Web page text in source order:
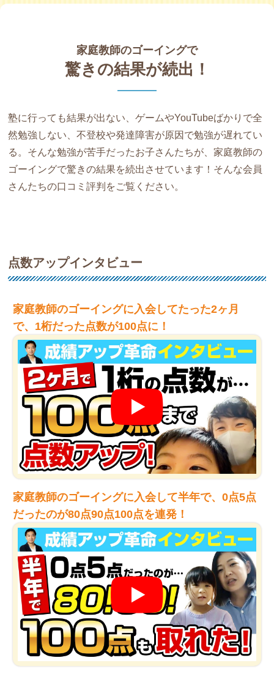
家庭教師のゴーイングで
驚きの結果が続出！
塾に行っても結果が出ない、ゲームやYouTubeばかりで全
然勉強しない、不登校や発達障害が原因で勉強が遅れてい
る。そんな勉強が苦手だったお子さんたちが、家庭教師の
ゴーイングで驚きの結果を続出させています！そんな会員
さんたちの口コミ評判をご覧ください。
点数アップインタビュー
家庭教師のゴーイングに入会してたった2ヶ月
で、1桁だった点数が100点に！
家庭教師のゴーイングに入会して半年で、0点5点
だったのが80点90点100点を連発！